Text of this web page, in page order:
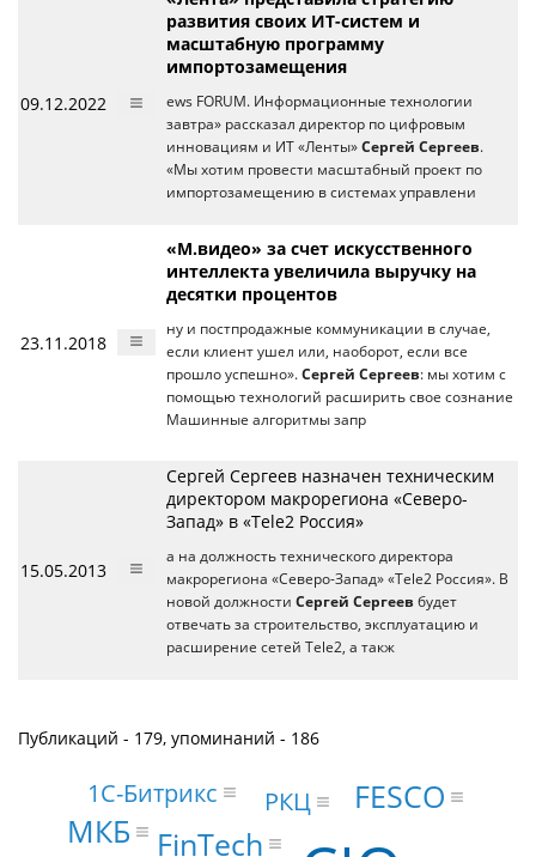
09.12.2022
развития своих ИТ-систем и
масштабную программу
импортозамещения
ews FORUM. Информационные технологии
завтра» рассказал директор по цифровым
инновациям и ИТ «Ленты» Сергей Сергеев.
«Мы хотим провести масштабный проект по
импортозамещению в системах управлени
23.11.2018
«М.видео» за счет искусственного
интеллекта увеличила выручку на
десятки процентов
ну и постпродажные коммуникации в случае,
если клиент ушел или, наоборот, если все
прошло успешно». Сергей Сергеев: мы хотим с
помощью технологий расширить свое сознание
Машинные алгоритмы запр
15.05.2013
Сергей Сергеев назначен техническим
директором макрорегиона «Северо-
Запад» в «Tele2 Россия»
а на должность технического директора
макрорегиона «Северо-Запад» «Tele2 Россия». В
новой должности Сергей Сергеев будет
отвечать за строительство, эксплуатацию и
расширение сетей Tele2, а такж
Публикаций - 179, упоминаний - 186
FinTech
МКБ
FESCO
РКЦ
1С-Битрикс